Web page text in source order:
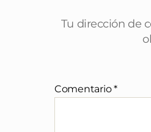
Tu dirección de
Comentario*